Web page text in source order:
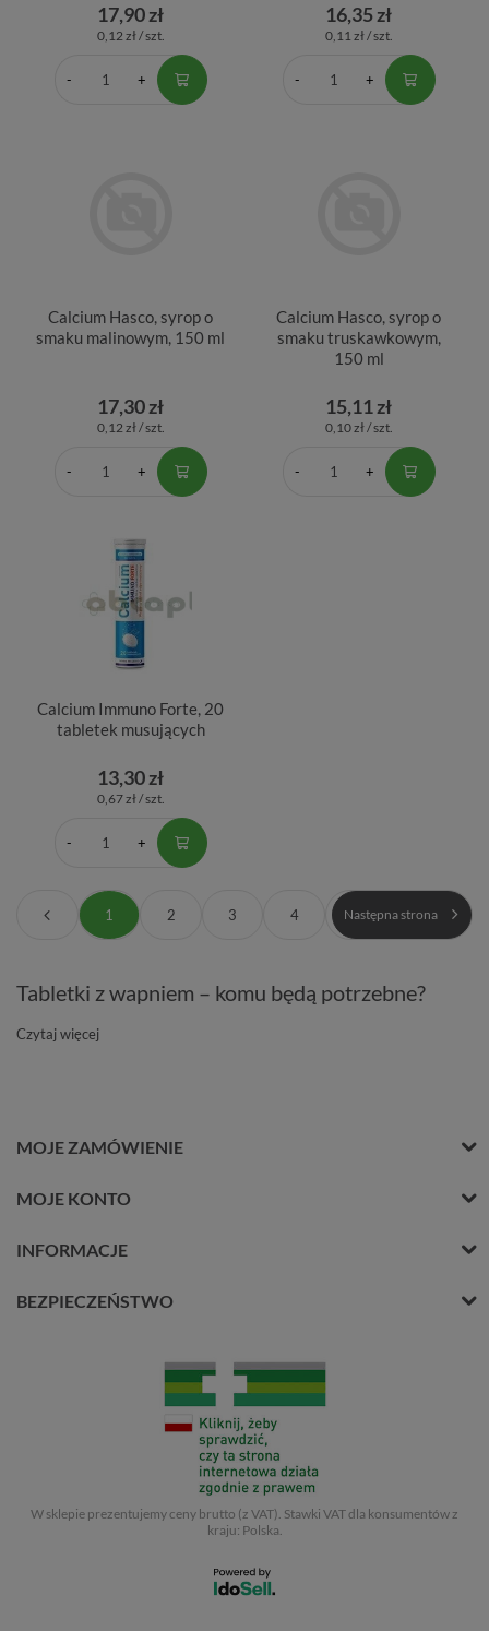
17,90 zł
0,12 zł / szt.
16,35 zł
0,11 zł / szt.
Calcium Hasco, syrop o
smaku malinowym, 150 ml
17,30 zł
0,12 zł / szt.
Calcium Hasco, syrop o
smaku truskawkowym,
150 ml
15,11 zł
0,10 zł / szt.
Calcium Immuno Forte, 20
tabletek musujących
13,30 zł
0,67 zł / szt.
1 2 3 4 Następna strona
Tabletki z wapniem – komu będą potrzebne?
Czytaj więcej
MOJE ZAMÓWIENIE
MOJE KONTO
INFORMACJE
BEZPIECZEŃSTWO
W sklepie prezentujemy ceny brutto (z VAT). Stawki VAT dla konsumentów z
kraju: Polska.